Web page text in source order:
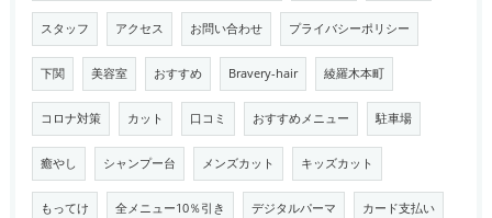
スタッフ アクセス お問い合わせ プライバシーポリシー
下関 美容室 おすすめ Bravery-hair 綾羅木本町
コロナ対策 カット 口コミ おすすめメニュー 駐車場
癒やし シャンプー台 メンズカット キッズカット
もってけ 全メニュー10％引き デジタルパーマ カード支払い